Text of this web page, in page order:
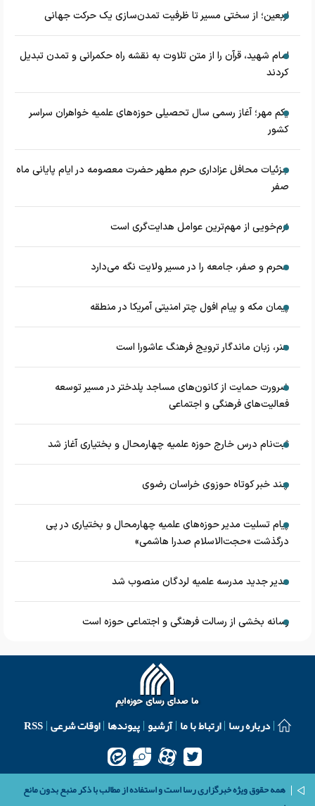
اربعین؛ از سختی مسیر تا ظرفیت تمدن‌سازی یک حرکت جهانی
امام شهید، قرآن را از متن تلاوت به نقشه راه حکمرانی و تمدن تبدیل
کردند
یکم مهر؛ آغاز رسمی سال تحصیلی حوزه‌های علمیه خواهران سراسر
کشور
جزئیات محافل عزاداری حرم مطهر حضرت معصومه در ایام پایانی ماه
صفر
نرم‌خویی از مهم‌ترین عوامل هدایت‌گری است
محرم و صفر، جامعه را در مسیر ولایت نگه می‌دارد
پیمان مکه و پیام افول چتر امنیتی آمریکا در منطقه
هنر، زبان ماندگار ترویج فرهنگ عاشورا است
ضرورت حمایت از کانون‌های مساجد پلدختر در مسیر توسعه
فعالیت‌های فرهنگی و اجتماعی
ثبت‌نام درس خارج حوزه علمیه چهارمحال و بختیاری آغاز شد
چند خبر کوتاه حوزوی خراسان رضوی
پیام تسلیت مدیر حوزه‌های علمیه چهارمحال و بختیاری در پی
درگذشت «حجت‌الاسلام صدرا هاشمی»
مدیر جدید مدرسه علمیه لردگان منصوب شد
رسانه بخشی از رسالت فرهنگی و اجتماعی حوزه است
درباره رسا ارتباط با ما آرشیو پیوندها اوقات شرعی RSS
همه حقوق ویژه خبرگزاری رسا است و استفاده از مطالب با ذکر منبع بدون مانع